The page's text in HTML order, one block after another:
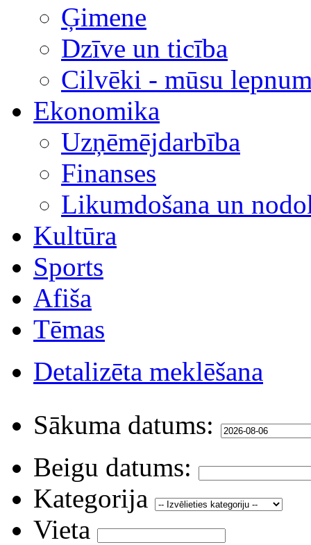
Ģimene
Dzīve un ticība
Cilvēki - mūsu
Ekonomika
Uzņēmējdarbība
Finanses
Likumdošana un
Kultūra
Sports
Afiša
Tēmas
Detalizēta meklēšana
Sākuma datums:
Beigu datums:
Kategorija
Vieta